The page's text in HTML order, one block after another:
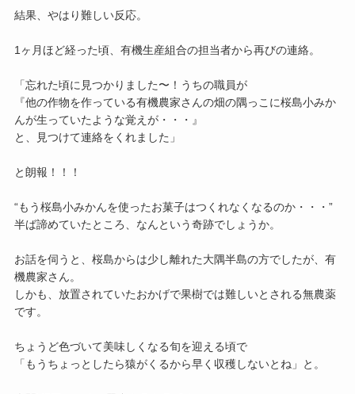
結果、やはり難しい反応。
1ヶ月ほど経った頃、有機生産組合の担当者から再びの連絡。
「忘れた頃に見つかりました〜！うちの職員が
『他の作物を作っている有機農家さんの畑の隅っこに桜島小みか
んが生っていたような覚えが・・・』
と、見つけて連絡をくれました」
と朗報！！！
“もう桜島小みかんを使ったお菓子はつくれなくなるのか・・・”
半ば諦めていたところ、なんという奇跡でしょうか。
お話を伺うと、桜島からは少し離れた大隅半島の方でしたが、有
機農家さん。
しかも、放置されていたおかげで果樹では難しいとされる無農薬
です。
ちょうど色づいて美味しくなる旬を迎える頃で
「もうちょっとしたら猿がくるから早く収穫しないとね」と。